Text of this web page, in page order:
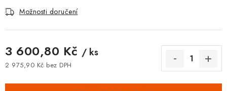
🚚 STAV OBJEDNÁVKY
Možnosti doručení
3 600,80 Kč / ks
2 975,90 Kč bez DPH